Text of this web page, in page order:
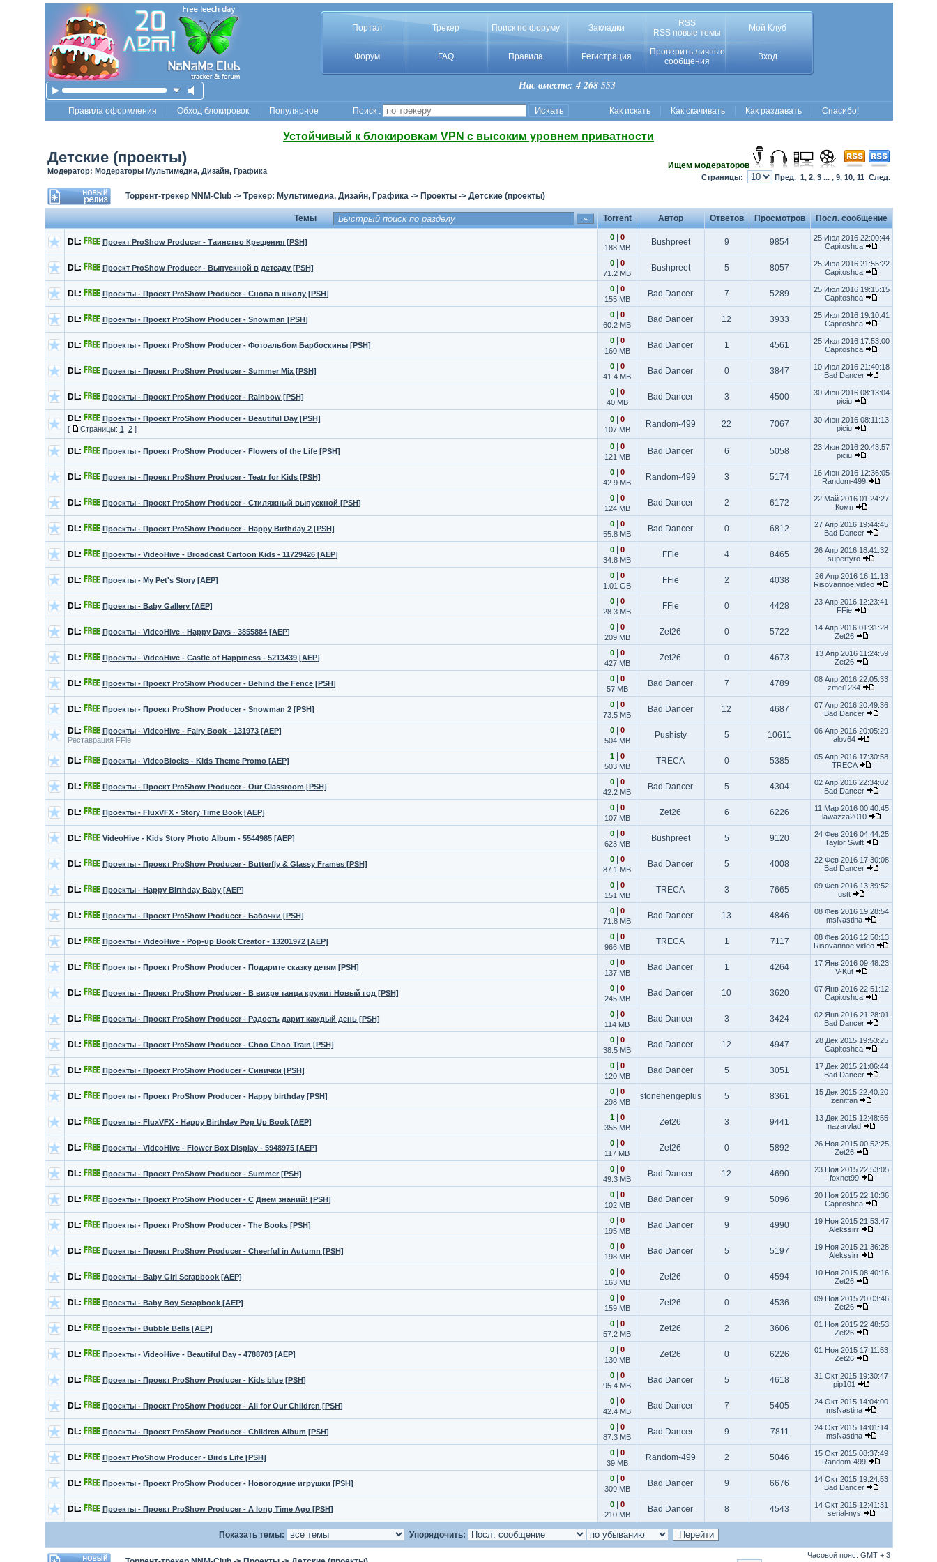
Портал Трекер Поиск по форуму Закладки
RSS
RSS новые темы
Мой Клуб
Форум FAQ Правила Регистрация
Проверить личные
сообщения
Вход
Нас вместе: 4 268 553
Правила оформления Обход блокировок Популярное Поиск : Как искать Как скачивать Как раздавать Спасибо!
Устойчивый к блокировкам VPN с высоким уровнем приватности
Детские (проекты)
Модератор: Модераторы Мультимедиа, Дизайн, Графика
Ищем модераторов
Страницы: Пред. 1, 2, 3... , 9, 10, 11 След.
Торрент-трекер NNM-Club-> Трекер: Мультимедиа, Дизайн, Графика-> Проекты-> Детские (проекты)
Темы Torrent Автор Ответов Просмотров Посл. сообщение
DL: Проект ProShow Producer - Таинство Крещения [PSH]
0|
0
188 MB
Bushpreet 9 9854
25 Июл 2016 22:00:44
Capitoshca
DL: Проект ProShow Producer - Выпускной в детсаду [PSH]
0|
0
71.2 MB
Bushpreet 5 8057
25 Июл 2016 21:55:22
Capitoshca
DL: Проекты - Проект ProShow Producer - Снова в школу [PSH]
0|
0
155 MB
Bad Dancer 7 5289
25 Июл 2016 19:15:15
Capitoshca
DL: Проекты - Проект ProShow Producer - Snowman [PSH]
0|
0
60.2 MB
Bad Dancer 12 3933
25 Июл 2016 19:10:41
Capitoshca
DL: Проекты - Проект ProShow Producer - Фотоальбом Барбоскины [PSH]
0|
0
160 MB
Bad Dancer 1 4561
25 Июл 2016 17:53:00
Capitoshca
DL: Проекты - Проект ProShow Producer - Summer Mix [PSH]
0|
0
41.4 MB
Bad Dancer 0 3847
10 Июл 2016 21:40:18
Bad Dancer
DL: Проекты - Проект ProShow Producer - Rainbow [PSH]
0|
0
40 MB
Bad Dancer 3 4500
30 Июн 2016 08:13:04
piciu
DL:
Проекты - Проект ProShow Producer - Beautiful Day [PSH]
[
Страницы: 1 2]
0|
0
107 MB
Random-499 22 7067
30 Июн 2016 08:11:13
piciu
DL: Проекты - Проект ProShow Producer - Flowers of the Life [PSH]
0|
0
121 MB
Bad Dancer 6 5058
23 Июн 2016 20:43:57
piciu
DL: Проекты - Проект ProShow Producer - Teatr for Kids [PSH]
0|
0
42.9 MB
Random-499 3 5174
16 Июн 2016 12:36:05
Random-499
DL: Проекты - Проект ProShow Producer - Стиляжный выпускной [PSH]
0|
0
124 MB
Bad Dancer 2 6172
22 Май 2016 01:24:27
Комп
DL: Проекты - Проект ProShow Producer - Happy Birthday 2 [PSH]
0|
0
55.8 MB
Bad Dancer 0 6812
27 Апр 2016 19:44:45
Bad Dancer
DL: Проекты - VideoHive - Broadcast Cartoon Kids - 11729426 [AEP]
0|
0
34.8 MB
FFie 4 8465
26 Апр 2016 18:41:32
supertyro
DL: Проекты - My Pet's Story [AEP]
0|
0
1.01 GB
FFie 2 4038
26 Апр 2016 16:11:13
Risovannoe video
DL: Проекты - Baby Gallery [AEP]
0|
0
28.3 MB
FFie 0 4428
23 Апр 2016 12:23:41
FFie
DL: Проекты - VideoHive - Happy Days - 3855884 [AEP]
0|
0
209 MB
Zet26 0 5722
14 Апр 2016 01:31:28
Zet26
DL: Проекты - VideoHive - Castle of Happiness - 5213439 [AEP]
0|
0
427 MB
Zet26 0 4673
13 Апр 2016 11:24:59
Zet26
DL: Проекты - Проект ProShow Producer - Behind the Fence [PSH]
0|
0
57 MB
Bad Dancer 7 4789
08 Апр 2016 22:05:33
zmei1234
DL: Проекты - Проект ProShow Producer - Snowman 2 [PSH]
0|
0
73.5 MB
Bad Dancer 12 4687
07 Апр 2016 20:49:36
Bad Dancer
DL:
Проекты - VideoHive - Fairy Book - 131973 [AEP]
Реставрация FFie
0|
0
504 MB
Pushisty 5 10611
06 Апр 2016 20:05:29
alov64
DL: Проекты - VideoBlocks - Kids Theme Promo [AEP]
1|
0
503 MB
TRECA 0 5385
05 Апр 2016 17:30:58
TRECA
DL: Проекты - Проект ProShow Producer - Our Classroom [PSH]
0|
0
42.2 MB
Bad Dancer 5 4304
02 Апр 2016 22:34:02
Bad Dancer
DL: Проекты - FluxVFX - Story Time Book [AEP]
0|
0
107 MB
Zet26 6 6226
11 Мар 2016 00:40:45
lawazza2010
DL: VideoHive - Kids Story Photo Album - 5544985 [AEP]
0|
0
623 MB
Bushpreet 5 9120
24 Фев 2016 04:44:25
Taylor Swift
DL: Проекты - Проект ProShow Producer - Butterfly & Glassy Frames [PSH]
0|
0
87.1 MB
Bad Dancer 5 4008
22 Фев 2016 17:30:08
Bad Dancer
DL: Проекты - Happy Birthday Baby [AEP]
0|
0
151 MB
TRECA 3 7665
09 Фев 2016 13:39:52
ustt
DL: Проекты - Проект ProShow Producer - Бабочки [PSH]
0|
0
71.8 MB
Bad Dancer 13 4846
08 Фев 2016 19:28:54
msNastina
DL: Проекты - VideoHive - Pop-up Book Creator - 13201972 [AEP]
0|
0
966 MB
TRECA 1 7117
08 Фев 2016 12:50:13
Risovannoe video
DL: Проекты - Проект ProShow Producer - Подарите сказку детям [PSH]
0|
0
137 MB
Bad Dancer 1 4264
17 Янв 2016 09:48:23
V-Kut
DL: Проекты - Проект ProShow Producer - В вихре танца кружит Новый год [PSH]
0|
0
245 MB
Bad Dancer 10 3620
07 Янв 2016 22:51:12
Capitoshca
DL: Проекты - Проект ProShow Producer - Радость дарит каждый день [PSH]
0|
0
114 MB
Bad Dancer 3 3424
02 Янв 2016 21:28:01
Bad Dancer
DL: Проекты - Проект ProShow Producer - Choo Choo Train [PSH]
0|
0
38.5 MB
Bad Dancer 12 4947
28 Дек 2015 19:53:25
Capitoshca
DL: Проекты - Проект ProShow Producer - Синички [PSH]
0|
0
120 MB
Bad Dancer 5 3051
17 Дек 2015 21:06:44
Bad Dancer
DL: Проекты - Проект ProShow Producer - Happy birthday [PSH]
0|
0
298 MB
stonehengeplus 5 8361
15 Дек 2015 22:40:20
zenitfan
DL: Проекты - FluxVFX - Happy Birthday Pop Up Book [AEP]
1|
0
355 MB
Zet26 3 9441
13 Дек 2015 12:48:55
nazarvlad
DL: Проекты - VideoHive - Flower Box Display - 5948975 [AEP]
0|
0
117 MB
Zet26 0 5892
26 Ноя 2015 00:52:25
Zet26
DL: Проекты - Проект ProShow Producer - Summer [PSH]
0|
0
49.3 MB
Bad Dancer 12 4690
23 Ноя 2015 22:53:05
foxnet99
DL: Проекты - Проект ProShow Producer - С Днем знаний! [PSH]
0|
0
102 MB
Bad Dancer 9 5096
20 Ноя 2015 22:10:36
Capitoshca
DL: Проекты - Проект ProShow Producer - The Books [PSH]
0|
0
195 MB
Bad Dancer 9 4990
19 Ноя 2015 21:53:47
Alekssirr
DL: Проекты - Проект ProShow Producer - Cheerful in Autumn [PSH]
0|
0
198 MB
Bad Dancer 5 5197
19 Ноя 2015 21:36:28
Alekssirr
DL: Проекты - Baby Girl Scrapbook [AEP]
0|
0
163 MB
Zet26 0 4594
10 Ноя 2015 08:40:16
Zet26
DL: Проекты - Baby Boy Scrapbook [AEP]
0|
0
159 MB
Zet26 0 4536
09 Ноя 2015 20:03:46
Zet26
DL: Проекты - Bubble Bells [AEP]
0|
0
57.2 MB
Zet26 2 3606
01 Ноя 2015 22:48:53
Zet26
DL: Проекты - VideoHive - Beautiful Day - 4788703 [AEP]
0|
0
130 MB
Zet26 0 6226
01 Ноя 2015 17:11:53
Zet26
DL: Проекты - Проект ProShow Producer - Kids blue [PSH]
0|
0
95.4 MB
Bad Dancer 5 4618
31 Окт 2015 19:30:47
pip101
DL: Проекты - Проект ProShow Producer - All for Our Children [PSH]
0|
0
42.4 MB
Bad Dancer 7 5405
24 Окт 2015 14:04:00
msNastina
DL: Проекты - Проект ProShow Producer - Children Album [PSH]
0|
0
87.3 MB
Bad Dancer 9 7811
24 Окт 2015 14:01:14
msNastina
DL: Проект ProShow Producer - Birds Life [PSH]
0|
0
39 MB
Random-499 2 5046
15 Окт 2015 08:37:49
Random-499
DL: Проекты - Проект ProShow Producer - Новогодние игрушки [PSH]
0|
0
309 MB
Bad Dancer 9 6676
14 Окт 2015 19:24:53
Bad Dancer
DL: Проекты - Проект ProShow Producer - A long Time Ago [PSH]
0|
0
210 MB
Bad Dancer 8 4543
14 Окт 2015 12:41:31
serial-nys
Показать темы: Упорядочить:
Часовой пояс: GMT + 3